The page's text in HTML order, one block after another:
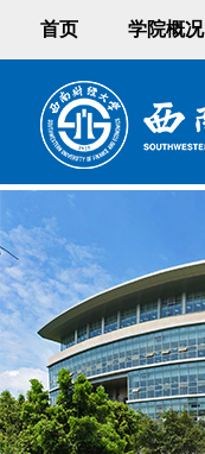
首页 学院概况